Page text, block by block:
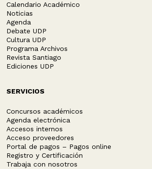
Calendario Académico
Noticias
Agenda
Debate UDP
Cultura UDP
Programa Archivos
Revista Santiago
Ediciones UDP
SERVICIOS
Concursos académicos
Agenda electrónica
Accesos internos
Acceso proveedores
Portal de pagos – Pagos online
Registro y Certificación
Trabaja con nosotros